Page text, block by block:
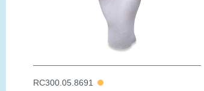
RC300.05.8691